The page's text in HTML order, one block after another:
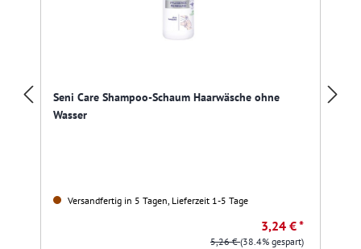
Seni Care Shampoo-Schaum Haarwäsche ohne
Wasser
Versandfertig in 5 Tagen, Lieferzeit 1-5 Tage
3,24 € *
5,26 €(38.4% gespart)